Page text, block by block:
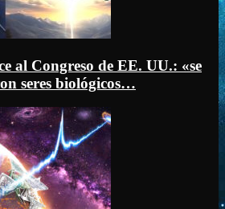
al Congreso de EE. UU.: «se
seres biológicos…